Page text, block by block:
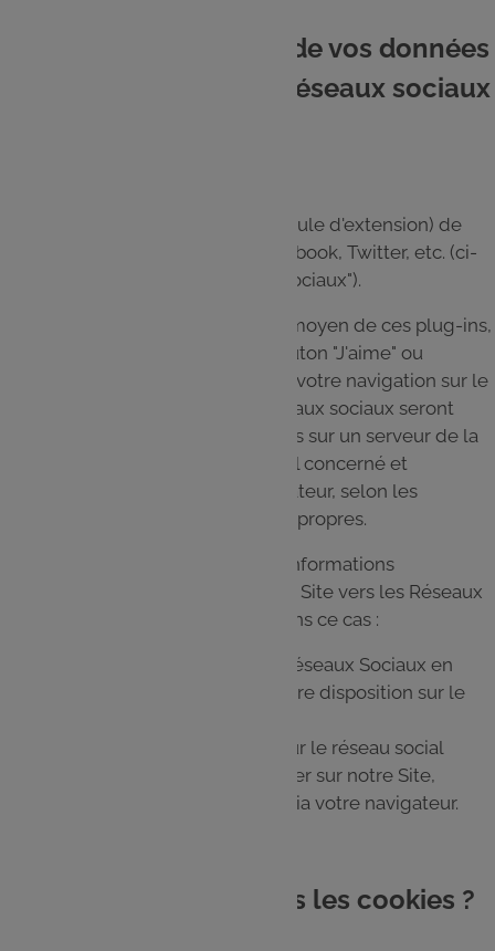
11. Quelles utilisations de vos données
personnelles avec les réseaux sociaux
Le Site utilise des plug-in (ou module d'extension) de
réseaux sociaux, notamment Facebook, Twitter, etc. (ci-
après et ensemble les "Réseaux Sociaux").
Si vous interagissez sur le Site au moyen de ces plug-ins,
par exemple en cliquant sur le bouton "J'aime" ou
"Partager", les informations liées à votre navigation sur le
Site et à votre adhésion à ces réseaux sociaux seront
transmises, enregistrées et traitées sur un serveur de la
société exploitant le Réseau Social concerné et
rattachées à votre compte d'utilisateur, selon les
conditions d'utilisation qui lui sont propres.
Si vous ne souhaitez pas que vos informations
personnelles soient transmises du Site vers les Réseaux
Sociaux, nous vous conseillons dans ce cas :
de ne pas interagir avec ces Réseaux Sociaux en
cliquant sur les plug-in mis à votre disposition sur le
de désactiver votre compte sur le réseau social
considéré avant de venir naviguer sur notre Site,
de naviguer en mode “Privé” via votre navigateur.
12. Comment sont gérés les cookies ?